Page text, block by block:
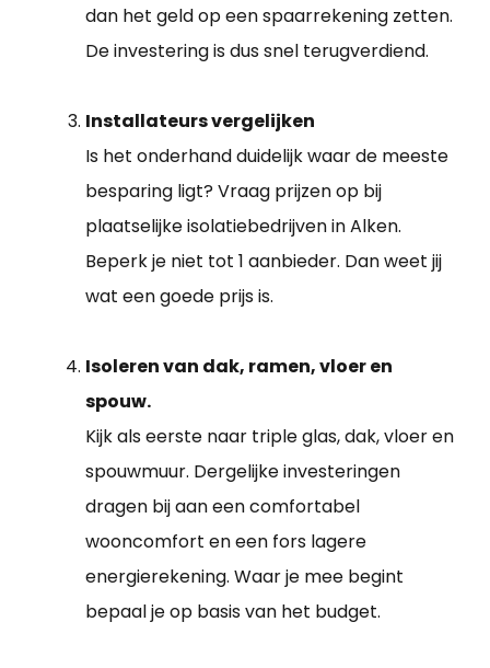
dan het geld op een spaarrekening zetten.
De investering is dus snel terugverdiend.
Installateurs vergelijken
Is het onderhand duidelijk waar de meeste
besparing ligt? Vraag prijzen op bij
plaatselijke isolatiebedrijven in Alken.
Beperk je niet tot 1 aanbieder. Dan weet jij
wat een goede prijs is.
Isoleren van dak, ramen, vloer en
spouw.
Kijk als eerste naar triple glas, dak, vloer en
spouwmuur. Dergelijke investeringen
dragen bij aan een comfortabel
wooncomfort en een fors lagere
energierekening. Waar je mee begint
bepaal je op basis van het budget.